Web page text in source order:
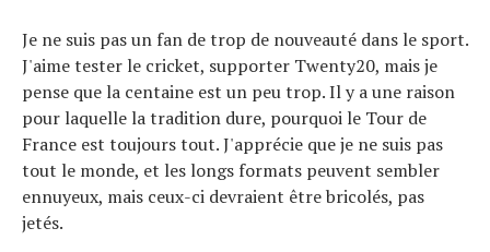
Je ne suis pas un fan de trop de nouveauté dans le sport.
J'aime tester le cricket, supporter Twenty20, mais je
pense que la centaine est un peu trop. Il y a une raison
pour laquelle la tradition dure, pourquoi le Tour de
France est toujours tout. J'apprécie que je ne suis pas
tout le monde, et les longs formats peuvent sembler
ennuyeux, mais ceux-ci devraient être bricolés, pas
jetés.